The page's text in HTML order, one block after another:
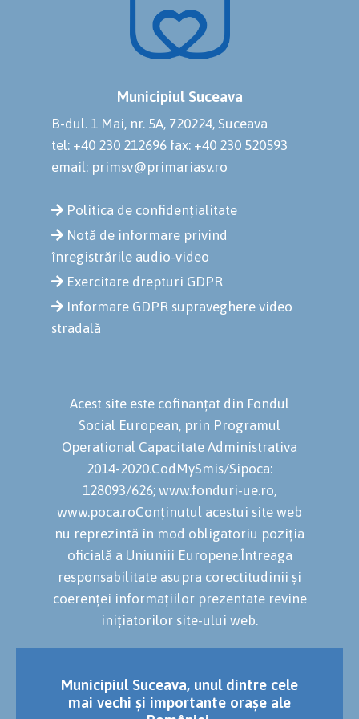
Municipiul Suceava
B-dul. 1 Mai, nr. 5A, 720224, Suceava
tel: +40 230 212696 fax: +40 230 520593
email: primsv@primariasv.ro
Politica de confidențialitate
Notă de informare privind
înregistrările audio-video
Exercitare drepturi GDPR
Informare GDPR supraveghere video
stradală
Acest site este cofinanțat din Fondul
Social European, prin Programul
Operational Capacitate Administrativa
2014-2020.CodMySmis/Sipoca:
128093/626; www.fonduri-ue.ro,
www.poca.roConținutul acestui site web
nu reprezintă în mod obligatoriu poziția
oficială a Uniuniii Europene.Întreaga
responsabilitate asupra corectitudinii și
coerenței informațiilor prezentate revine
inițiatorilor site-ului web.
Municipiul Suceava, unul dintre cele
mai vechi și importante orașe ale